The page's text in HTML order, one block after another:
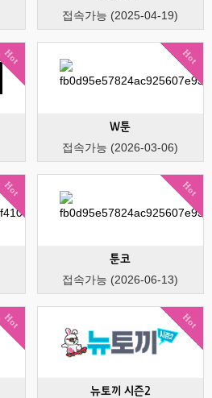
접속가능 (2025-04-19)
Hot Hot
W툰
접속가능 (2026-03-06)
Hot Hot
툰코
접속가능 (2026-06-13)
Hot Hot
뉴토끼 시즌2